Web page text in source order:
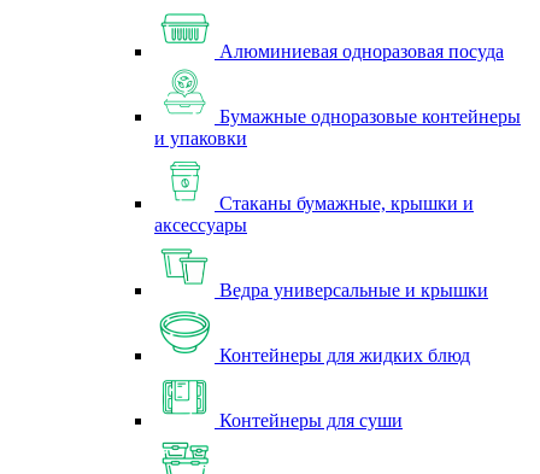
Алюминиевая одноразовая посуда
Бумажные одноразовые контейнеры
и упаковки
Стаканы бумажные, крышки и
аксессуары
Ведра универсальные и крышки
Контейнеры для жидких блюд
Контейнеры для суши